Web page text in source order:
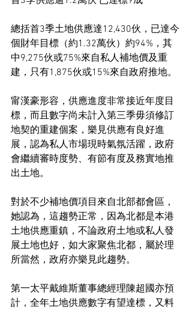
總括首3季土地供應達12,430伙，已達今
個財年目標（約1.32萬伙）約94%，其
中9,275伙或75%來自私人補地價及重
建，只有1,875伙或15%來自政府推地。
甯漢豪形容，供應進度非常接近年度目
標，而且數字尚未計入第三季毋須修訂
地契的重建個案，樂見供應有良好進
展，認為私人市場現時氣氛活躍，政府
會繼續審時度勢、有節有度及務實地推
出土地。
對於不少補地價項目來自北部都會區，
她認為，這趨勢正常，因為北都是本港
土地供應重鎮，不論政府土地或私人發
展土地也好，如大家聚焦北都，屬於理
所當然，政府亦樂見此趨勢。
第一太平戴維斯董事總經理陳超國亦預
計，全年土地供應數字有望達標，又料